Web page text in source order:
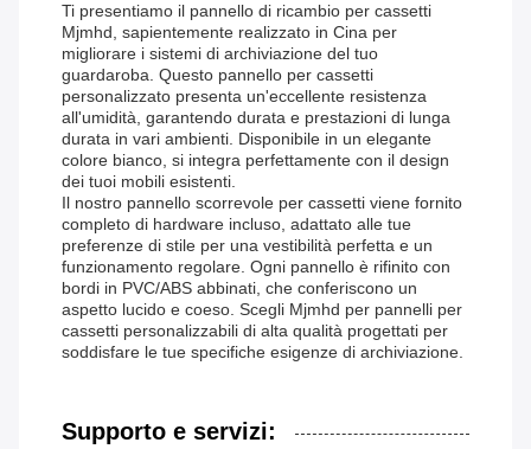
Ti presentiamo il pannello di ricambio per cassetti
Mjmhd, sapientemente realizzato in Cina per
migliorare i sistemi di archiviazione del tuo
guardaroba. Questo pannello per cassetti
personalizzato presenta un'eccellente resistenza
all'umidità, garantendo durata e prestazioni di lunga
durata in vari ambienti. Disponibile in un elegante
colore bianco, si integra perfettamente con il design
dei tuoi mobili esistenti.
Il nostro pannello scorrevole per cassetti viene fornito
completo di hardware incluso, adattato alle tue
preferenze di stile per una vestibilità perfetta e un
funzionamento regolare. Ogni pannello è rifinito con
bordi in PVC/ABS abbinati, che conferiscono un
aspetto lucido e coeso. Scegli Mjmhd per pannelli per
cassetti personalizzabili di alta qualità progettati per
soddisfare le tue specifiche esigenze di archiviazione.
Supporto e servizi: